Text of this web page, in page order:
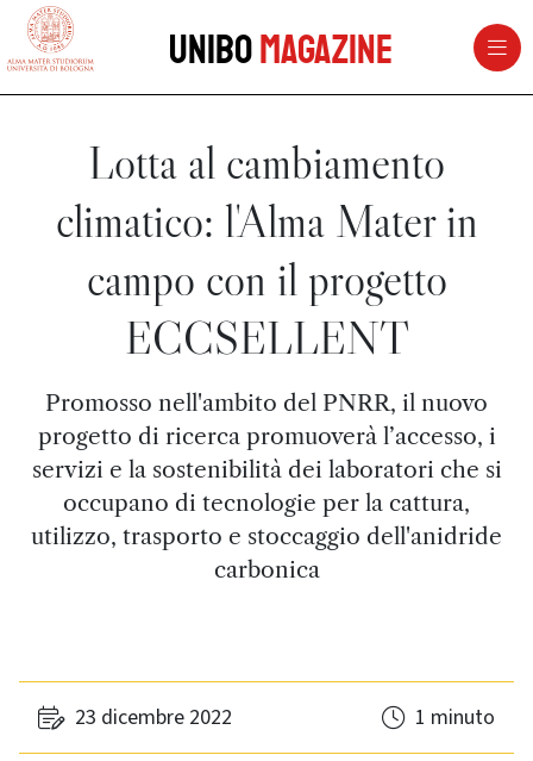
vai al contenuto della pagina
UniboMagazine
Lotta al cambiamento
climatico: l'Alma Mater in
campo con il progetto
ECCSELLENT
Promosso nell'ambito del PNRR, il nuovo
progetto di ricerca promuoverà l’accesso, i
servizi e la sostenibilità dei laboratori che si
occupano di tecnologie per la cattura,
utilizzo, trasporto e stoccaggio dell'anidride
carbonica
23 dicembre 2022 1 minuto